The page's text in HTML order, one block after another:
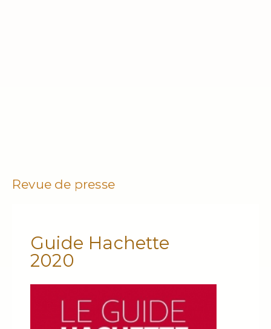
Revue de presse
Guide Hachette
2020